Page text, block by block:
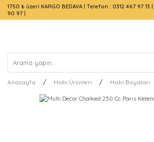
1750 ₺ üzeri KARGO BEDAVA | Telefon : 0312 467 97 13 |
90 97 |
Anasayfa Hobi Ürünleri Hobi Boyaları